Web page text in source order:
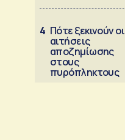
4 Πότε ξεκινούν οι
αιτήσεις
αποζημίωσης
στους
πυρόπληκτους